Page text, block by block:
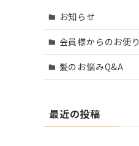
お知らせ
会員様からのお便り
髪のお悩みQ&A
最近の投稿